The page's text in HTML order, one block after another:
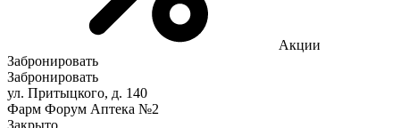
Акции
Забронировать
Забронировать
ул. Притыцкого, д. 140
Фарм Форум Аптека №2
Закрыто